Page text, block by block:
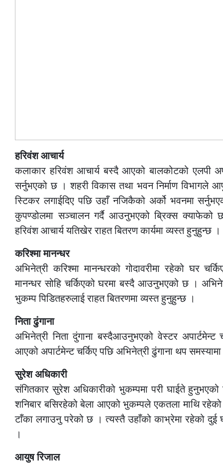
हरिवंश आचार्य
कलाकार हरिवंश आचार्य बस्दै आएको बालकोटको एलपी
सर्नुभएको छ । शहरी विकास तथा भवन निर्माण विभागले
स्टिकर लगाईदिए पछि उहाँ नजिकैको अर्को भवनमा
कुपण्डोलमा सञ्चालन गर्दै आउनुभएको ब्रिक्स
हरिवंश आचार्य यतिखेर राहत बितरण कार्यमा व्यस्त हुनुहुन्छ ।
करिश्मा मानन्धर
अभिनेत्री करिश्मा मानन्धरको गोदावरीमा रहेको घर
मानन्धर सोहि चर्किएको घरमा बस्दै आउनुभएको छ ।
भुकम्प पिडितहरुलाई राहत बितरणमा व्यस्त हुनुहुन्छ ।
निता ढुंगाना
अभिनेत्री निता दुंगाना बस्दैआउनुभएको वेस्टर
आएको अपार्टमेन्ट चर्किए पछि अभिनेत्री ढुंगाना थप
सुरेश अधिकारी
संगितकार सुरेश अधिकारीको भुकम्पमा परी घाईते
शनिबार बसिरहेको बेला आएको भुकम्पले एकतला माथि
टाँका लगाउनु परेको छ । त्यस्तै उहाँको काभ्रेमा रहेको
।
आयुष रिजाल